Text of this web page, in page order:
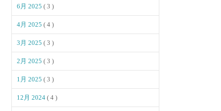
6月 2025( 3 )
4月 2025( 4 )
3月 2025( 3 )
2月 2025( 3 )
1月 2025( 3 )
12月 2024( 4 )